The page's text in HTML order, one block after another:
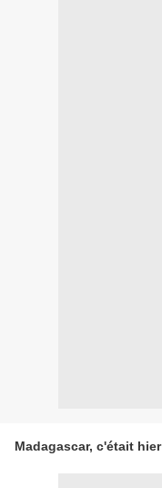
Madagascar, c'était hier